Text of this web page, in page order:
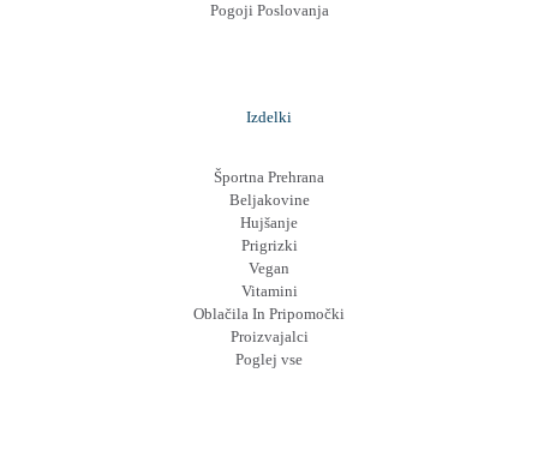
Pogoji Poslovanja
Izdelki
Športna Prehrana
Beljakovine
Hujšanje
Prigrizki
Vegan
Vitamini
Oblačila In Pripomočki
Proizvajalci
Poglej vse